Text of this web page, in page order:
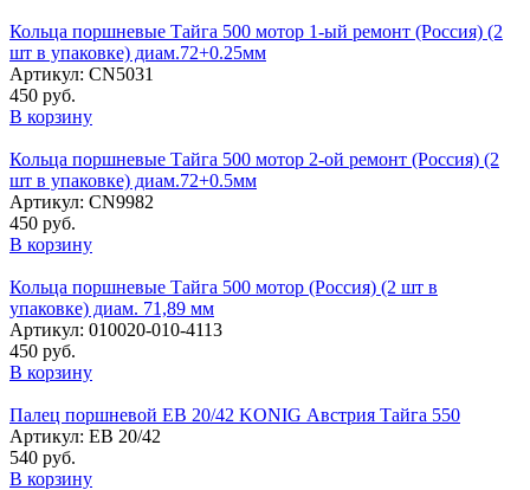
Кольца поршневые Тайга 500 мотор 1-ый ремонт (Россия) (2
шт в упаковке) диам.72+0.25мм
Артикул: CN5031
450 руб.
В корзину
Кольца поршневые Тайга 500 мотор 2-ой ремонт (Россия) (2
шт в упаковке) диам.72+0.5мм
Артикул: CN9982
450 руб.
В корзину
Кольца поршневые Тайга 500 мотор (Россия) (2 шт в
упаковке) диам. 71,89 мм
Артикул: 010020-010-4113
450 руб.
В корзину
Палец поршневой EB 20/42 KONIG Австрия Тайга 550
Артикул: EB 20/42
540 руб.
В корзину